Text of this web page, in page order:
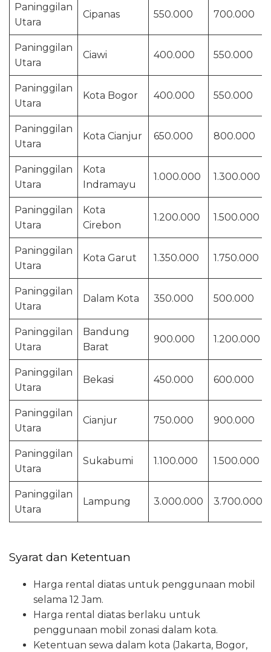
Paninggilan
Utara
Cipanas 550.000 700.000
Paninggilan
Utara
Ciawi 400.000 550.000
Paninggilan
Utara
Kota Bogor 400.000 550.000
Paninggilan
Utara
Kota Cianjur 650.000 800.000
Paninggilan
Utara
Kota
Indramayu
1.000.000 1.300.000
Paninggilan
Utara
Kota
Cirebon
1.200.000 1.500.000
Paninggilan
Utara
Kota Garut 1.350.000 1.750.000
Paninggilan
Utara
Dalam Kota 350.000 500.000
Paninggilan
Utara
Bandung
Barat
900.000 1.200.000
Paninggilan
Utara
Bekasi 450.000 600.000
Paninggilan
Utara
Cianjur 750.000 900.000
Paninggilan
Utara
Sukabumi 1.100.000 1.500.000
Paninggilan
Utara
Lampung 3.000.000 3.700.000
Syarat dan Ketentuan
Harga rental diatas untuk penggunaan mobil
selama 12 Jam.
Harga rental diatas berlaku untuk
penggunaan mobil zonasi dalam kota.
Ketentuan sewa dalam kota (Jakarta, Bogor,